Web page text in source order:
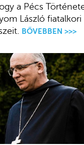
a Pécs
László
BŐVEBBEN >>>